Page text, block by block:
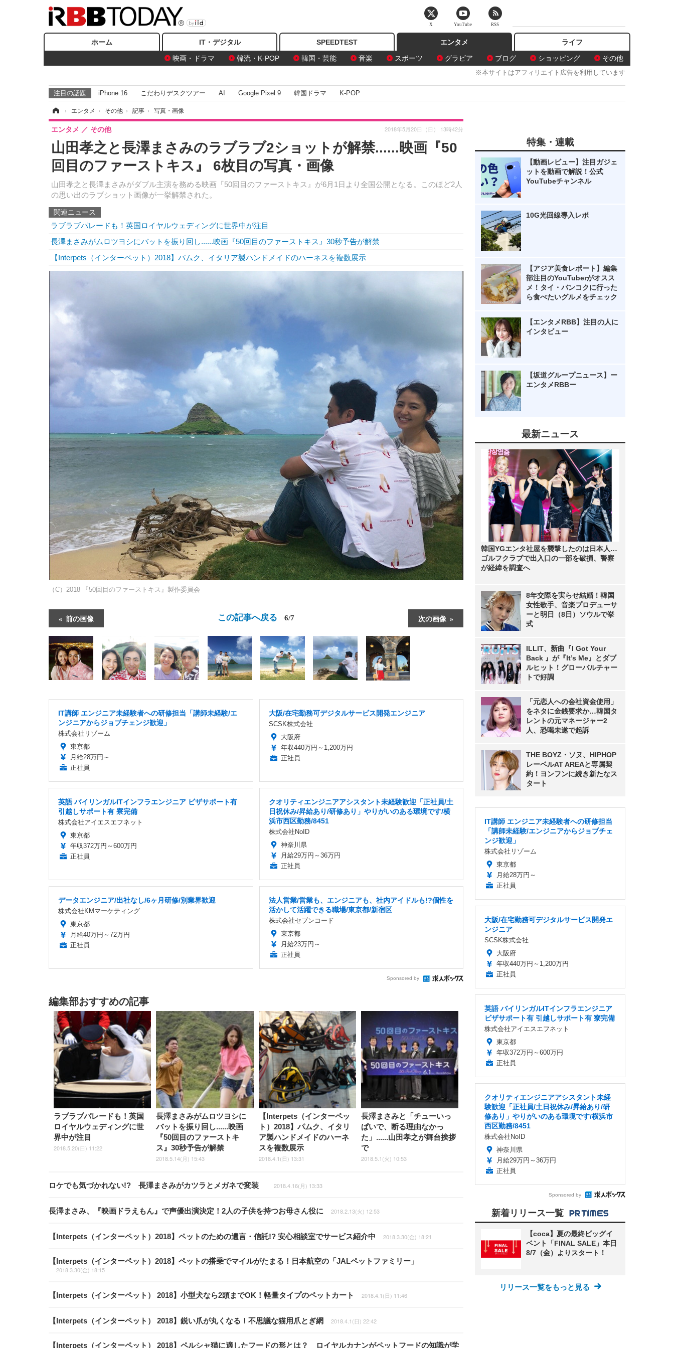
ホーム IT・デジタル SPEEDTEST
エンタメ
映画・ドラマ
韓流・K-POP 韓国・芸能 音楽 スポーツ グラビア ブログ ショッピング その他
ライフ
※本サイトはアフィリエイト広告を利用しています
注目の話題 iPhone 16 こだわりデスクツアー AI Google Pixel 9 韓国ドラマ K-POP
› エンタメ › その他 › 記事 › 写真・画像
山田孝之と長澤まさみのラブラブ2ショットが解禁......映画『50
回目のファーストキス』 6枚目の写真・画像
山田孝之と長澤まさみがダブル主演を務める映画『50回目のファーストキス』が6月1日より全国公開となる。このほど2人
の思い出のラブショット画像が一挙解禁された。
エンタメ その他 2018年5月20日（日） 13時42分
関連ニュース
ラブラブパレードも！英国ロイヤルウェディングに世界中が注目
長澤まさみがムロツヨシにバットを振り回し......映画『50回目のファーストキス』30秒予告が解禁
【Interpets（インターペット）2018】パムク、イタリア製ハンドメイドのハーネスを複数展示
（C）2018 『50回目のファーストキス』製作委員会
前の画像 次の画像
この記事へ戻る 6/7
IT講師 エンジニア未経験者への研修担当「講師未経験/エ
ンジニアからジョブチェンジ歓迎」
株式会社リゾーム
東京都
月給28万円～
正社員
大阪/在宅勤務可デジタルサービス開発エンジニア
SCSK株式会社
大阪府
年収440万円～1,200万円
正社員
英語 バイリンガルITインフラエンジニア ビザサポート有
引越しサポート有 寮完備
株式会社アイエスエフネット
東京都
年収372万円～600万円
正社員
クオリティエンジニアアシスタント未経験歓迎「正社員/土
日祝休み/昇給あり/研修あり」やりがいのある環境です/横
浜市西区勤務/8451
株式会社NoID
神奈川県
月給29万円～36万円
正社員
データエンジニア/出社なし/6ヶ月研修/別業界歓迎
株式会社KMマーケティング
東京都
月給40万円～72万円
正社員
法人営業/営業も、エンジニアも、社内アイドルも!?個性を
活かして活躍できる職場/東京都/新宿区
株式会社セブンコード
東京都
月給23万円～
正社員
Sponsored by
編集部おすすめの記事
ラブラブパレードも！英国
ロイヤルウェディングに世
界中が注目
2018.5.20(日) 11:22
長澤まさみがムロツヨシに
バットを振り回し......映画
『50回目のファーストキ
ス』30秒予告が解禁
2018.5.14(月) 15:43
【Interpets（インターペッ
ト）2018】パムク、イタリ
ア製ハンドメイドのハーネ
スを複数展示
2018.4.1(日) 13:31
長澤まさみと「チューいっ
ぱいで、断る理由なかっ
た」......山田孝之が舞台挨拶
で
2018.5.1(火) 10:53
ロケでも気づかれない!? 長澤まさみがカツラとメガネで変装 2018.4.16(月) 13:33
長澤まさみ、『映画ドラえもん』で声優出演決定！2人の子供を持つお母さん役に 2018.2.13(火) 12:53
【Interpets（インターペット）2018】ペットのための遺言・信託!? 安心相談室でサービス紹介中 2018.3.30(金) 18:21
【Interpets（インターペット）2018】ペットの搭乗でマイルがたまる！日本航空の「JALペットファミリー」
2018.3.30(金) 18:15
【Interpets（インターペット） 2018】小型犬なら2頭までOK！軽量タイプのペットカート 2018.4.1(日) 11:46
【Interpets（インターペット） 2018】鋭い爪が丸くなる！不思議な猫用爪とぎ網 2018.4.1(日) 22:42
【Interpets（インターペット） 2018】ペルシャ猫に適したフードの形とは？ ロイヤルカナンがペットフードの知識が学
特集・連載
【動画レビュー】注目ガジェ
ットを動画で解説！公式
YouTubeチャンネル
10G光回線導入レポ
【アジア美食レポート】編集
部注目のYouTuberがオスス
メ！タイ・バンコクに行った
ら食べたいグルメをチェック
【エンタメRBB】注目の人に
インタビュー
【坂道グループニュース】ー
エンタメRBBー
最新ニュース
韓国YGエンタ社屋を襲撃したのは日本人…
ゴルフクラブで出入口の一部を破損、警察
が経緯を調査へ
8年交際を実らせ結婚！韓国
女性歌手、音楽プロデューサ
ーと明日（8日）ソウルで挙
式
ILLIT、新曲『I Got Your
Back 』が『It’s Me』とダブ
ルヒット！グローバルチャー
トで好調
「元恋人への会社資金使用」
をネタに金銭要求か…韓国タ
レントの元マネージャー2
人、恐喝未遂で起訴
THE BOYZ・ソヌ、HIPHOP
レーベルAT AREAと専属契
約！ヨンフンに続き新たなス
タート
IT講師 エンジニア未経験者への研修担当
「講師未経験/エンジニアからジョブチェ
ンジ歓迎」
株式会社リゾーム
東京都
月給28万円～
正社員
大阪/在宅勤務可デジタルサービス開発エ
ンジニア
SCSK株式会社
大阪府
年収440万円～1,200万円
正社員
英語 バイリンガルITインフラエンジニア
ビザサポート有 引越しサポート有 寮完備
株式会社アイエスエフネット
東京都
年収372万円～600万円
正社員
クオリティエンジニアアシスタント未経
験歓迎「正社員/土日祝休み/昇給あり/研
修あり」やりがいのある環境です/横浜市
西区勤務/8451
株式会社NoID
神奈川県
月給29万円～36万円
正社員
Sponsored by
新着リリース一覧
【coca】夏の最終ビッグイ
ベント「FINAL SALE」本日
8/7（金）よりスタート！
リリース一覧をもっと見る
X YouTube RSS